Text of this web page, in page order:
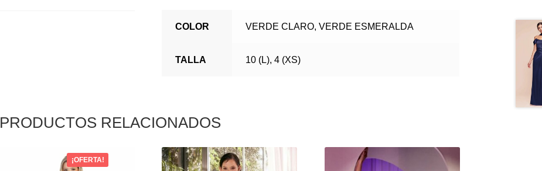
COLOR VERDE CLARO, VERDE ESMERALDA
TALLA 10 (L), 4 (XS)
PRODUCTOS RELACIONADOS
¡OFERTA!